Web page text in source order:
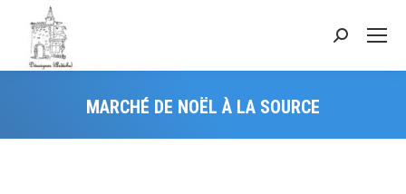
MARCHÉ DE NOËL À LA SOURCE